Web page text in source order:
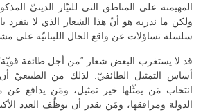
المهيمنة على المناطق التي للتيّار الدينيّ
ولكن ما ندريه هو أنّ هذا الشعار الذي لا ينفرد
سلسلة تساؤلات عن واقع الحال اللبنانيّة على
قد لا يستغرب البعض شعار “من أجل طائفة
أساس التمثيل الطائفيّ. لذلك من الطبيعيّ
انتخاب مَن يمثّلها خير تمثيل، ومَن يدافع عن
الدولة ومرافقها، ومَن يقدر أن يوظّف العدد